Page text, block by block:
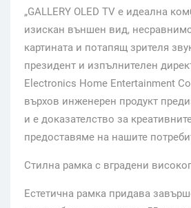
„GALLERY OLED TV е идеална
изискан външен вид,
картината и потапящ зрителя
президент и изпълнителен
Electronics Home Entertainment
върхов инженерен продукт
и е доказателство за
предоставяме на нашите
Стилна рамка с вградени
Естетична рамка придава